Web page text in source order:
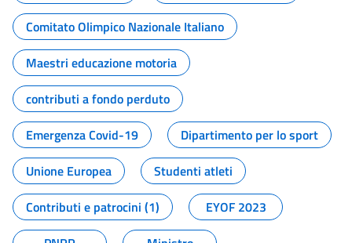
Comitato Olimpico Nazionale Italiano
Maestri educazione motoria
contributi a fondo perduto
Emergenza Covid-19
Dipartimento per lo sport
Unione Europea
Studenti atleti
Contributi e patrocini (1)
EYOF 2023